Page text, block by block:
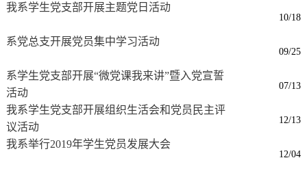
我系学生党支部开展主题党日活动
10/18
系党总支开展党员集中学习活动
09/25
系学生党支部开展“微党课我来讲”暨入党宣誓
活动
07/13
我系学生党支部开展组织生活会和党员民主评
议活动
12/13
我系举行2019年学生党员发展大会
12/04